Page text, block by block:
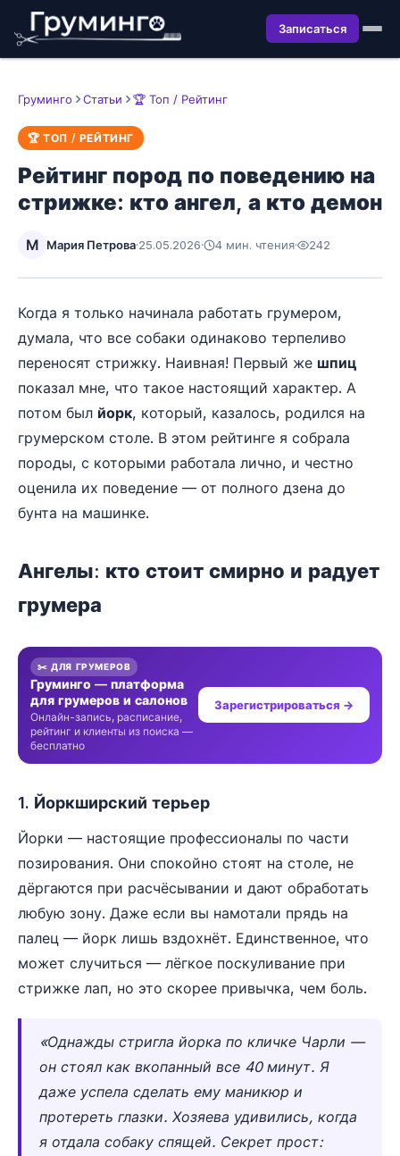
Записаться
Груминго Статьи 🏆 Топ / Рейтинг
🏆 ТОП / РЕЙТИНГ
Рейтинг пород по поведению на
стрижке: кто ангел, а кто демон
М Мария Петрова·25.05.2026· 4 мин. чтения· 242
Когда я только начинала работать грумером,
думала, что все собаки одинаково терпеливо
переносят стрижку. Наивная! Первый же шпиц
показал мне, что такое настоящий характер. А
потом был йорк, который, казалось, родился на
грумерском столе. В этом рейтинге я собрала
породы, с которыми работала лично, и честно
оценила их поведение — от полного дзена до
бунта на машинке.
Ангелы: кто стоит смирно и радует
грумера
✂️ ДЛЯ ГРУМЕРОВ
Груминго — платформа
для грумеров и салонов
Онлайн-запись, расписание,
рейтинг и клиенты из поиска —
бесплатно
Зарегистрироваться →
1. Йоркширский терьер
Йорки — настоящие профессионалы по части
позирования. Они спокойно стоят на столе, не
дёргаются при расчёсывании и дают обработать
любую зону. Даже если вы намотали прядь на
палец — йорк лишь вздохнёт. Единственное, что
может случиться — лёгкое поскуливание при
стрижке лап, но это скорее привычка, чем боль.
«Однажды стригла йорка по кличке Чарли —
он стоял как вкопанный все 40 минут. Я
даже успела сделать ему маникюр и
протереть глазки. Хозяева удивились, когда
я отдала собаку спящей. Секрет прост: